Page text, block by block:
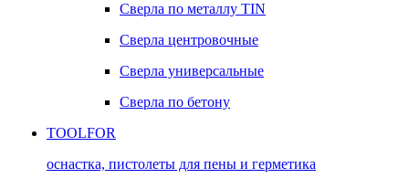
Сверла по металлу TIN
Сверла центровочные
Сверла универсальные
Сверла по бетону
TOOLFOR
оснастка, пистолеты для пены и герметика